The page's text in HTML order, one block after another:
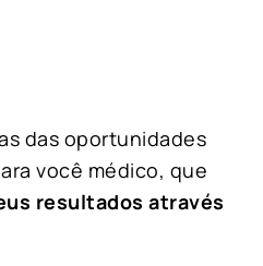
das oportunidades
você médico, que
resultados através